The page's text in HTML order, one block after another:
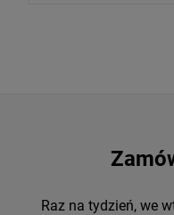
Raz na tydzień, we